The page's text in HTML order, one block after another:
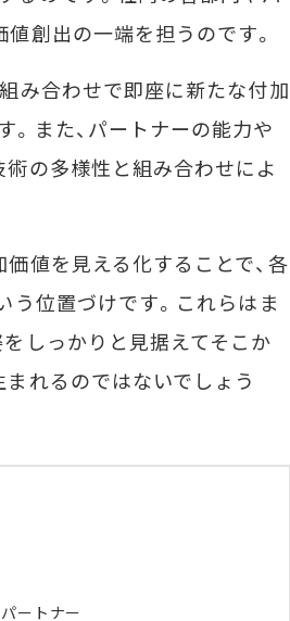
創出の一端を担うのです。
み合わせで即座に新たな付加
また、パートナーの能力や
の多様性と組み合わせによ
値を見える化することで、各
位置づけです。これらはま
しっかりと見据えてそこか
れるのではないでしょう
ートナー